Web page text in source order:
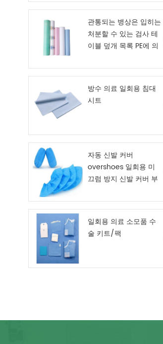
관통되는 병상은 입히는
처분할 수 있는 검사 테
이블 덮개 목록 PE에 의
방수 의료 일회용 침대
시트
자동 신발 커버
overshoes 일회용 미
끄럼 방지 신발 커버 부
일회용 의료 소모품 수
술 키트/팩